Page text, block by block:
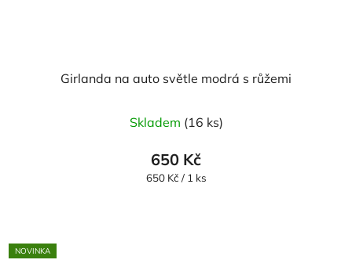
Girlanda na auto světle modrá s růžemi
Skladem (16 ks)
650 Kč
Měrná
650 Kč / 1 ks
NOVINKA